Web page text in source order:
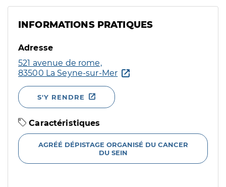
INFORMATIONS PRATIQUES
Adresse
521 avenue de rome,
83500 La Seyne-sur-Mer
S'Y RENDRE
Caractéristiques
AGRÉÉ DÉPISTAGE ORGANISÉ DU CANCER
DU SEIN